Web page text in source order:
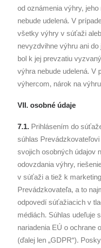
od oznámenia výhry,
nebude udelená. V
všetky výhry v súťaži
nevyzdvihne výhru ani
bol k jej prevzatiu
výhra nebude udelená. V
výhercom, nárok na
VII. osobné údaje
7.1. Prihlásením do
súhlas
svojich osobných údajov
odovzdania výhry,
v súťaži a tiež k
Prevádzkovateľa, a to
odpovedí súťažiacich v
médiách. Súhlas udeľuje
nariadenia EÚ o ochrane
(ďalej len „GDPR“).